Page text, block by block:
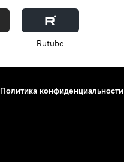
Rutube
Политика конфиденциальности